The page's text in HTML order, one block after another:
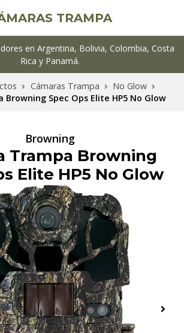
TRAMPA
en Argentina, Bolivia, Colombia, Costa
Rica y Panamá.
Cámaras Trampa
No Glow
Browning Spec Ops Elite HP5 No Glow
Browning
Trampa Browning
Elite HP5 No Glow